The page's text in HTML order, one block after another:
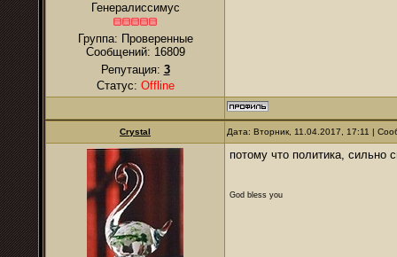
Генералиссимус
Группа: Проверенные
Сообщений: 16809
Репутация: 3
Статус: Offline
Crystal Дата: Вторник, 11.04.2017, 17:11 |
потому что политика, сильно
God bless you